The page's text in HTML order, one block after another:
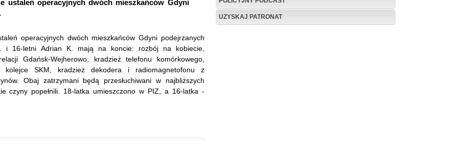
UZYSKAJ PATRONAT
ustaleń operacyjnych dwóch mieszkańców Gdyni
operacyjnych dwóch mieszkańców Gdyni podejrzanych
i 16-letni Adrian K. mają na koncie: rozbój na kobiecie,
Gdańsk-Wejherowo, kradzież telefonu komórkowego,
SKM, kradzież dekodera i radiomagnetofonu z
Obaj zatrzymani będą przesłuchiwani w najbliższych
czyny popełnili. 18-latka umieszczono w PIZ, a 16-latka -